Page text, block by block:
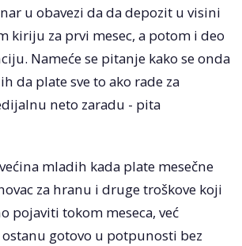
u obavezi da da depozit u visini
kiriju za prvi mesec, a potom i deo
Nameće se pitanje kako se onda
da plate sve to ako rade za
neto zaradu - pita
mladih kada plate mesečne
za hranu i druge troškove koji
pojaviti tokom meseca, već
gotovo u potpunosti bez